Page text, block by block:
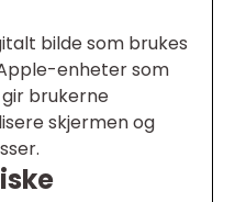
bilde som brukes
enheter som
gir brukerne
skjermen og